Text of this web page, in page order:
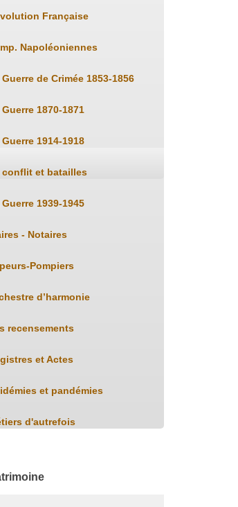
Française
Napoléoniennes
Guerre de Crimée 1853-1856
Guerre 1870-1871
Guerre 1914-1918
conflit et batailles
Guerre 1939-1945
- Notaires
Pompiers
d’harmonie
recensements
et Actes
et pandémies
d'autrefois